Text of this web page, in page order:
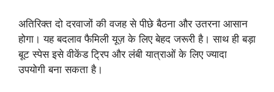
अतिरिक्त दो दरवाजों की वजह से पीछे बैठना और उतरना आसान
होगा। यह बदलाव फैमिली यूज़ के लिए बेहद जरूरी है। साथ ही बड़ा
बूट स्पेस इसे वीकेंड ट्रिप और लंबी यात्राओं के लिए ज्यादा
उपयोगी बना सकता है।